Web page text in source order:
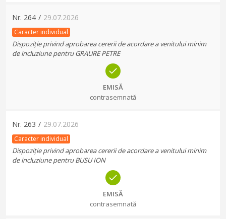
Nr. 264 / 29.07.2026
Caracter individual
Dispoziție privind aprobarea cererii de acordare a venitului minim
de incluziune pentru GRAURE PETRE
EMISĂ
contrasemnată
Nr. 263 / 29.07.2026
Caracter individual
Dispoziție privind aprobarea cererii de acordare a venitului minim
de incluziune pentru BUSU ION
EMISĂ
contrasemnată